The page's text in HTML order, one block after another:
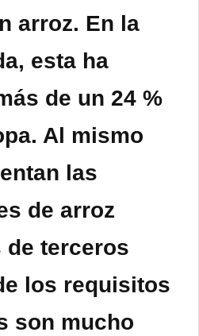
arroz. En la
esta ha
de un 24 %
Al mismo
las
de arroz
de terceros
los requisitos
son mucho